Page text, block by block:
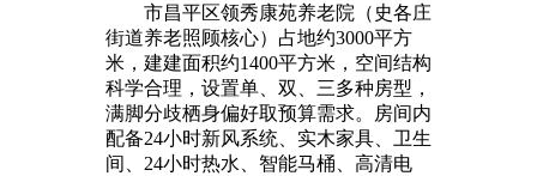
市昌平区领秀康苑养老院（史各庄
街道养老照顾核心）占地约3000平方
米，建建面积约1400平方米，空间结构
科学合理，设置单、双、三多种房型，
满脚分歧栖身偏好取预算需求。房间内
配备24小时新风系统、实木家具、卫生
间、24小时热水、智能马桶、高清电